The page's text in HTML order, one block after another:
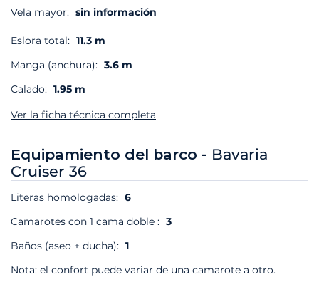
Vela mayor: sin información
Eslora total: 11.3 m
Manga (anchura): 3.6 m
Calado: 1.95 m
Ver la ficha técnica completa
Equipamiento del barco - Bavaria
Cruiser 36
Literas homologadas: 6
Camarotes con 1 cama doble : 3
Baños (aseo + ducha): 1
Nota: el confort puede variar de una camarote a otro.